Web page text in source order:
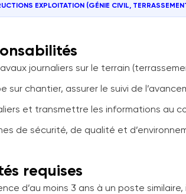
EXPLOITATION (GÉNIE CIVIL,
journaliers sur le terrain
sur chantier, assurer le suivi de
et transmettre les informations au
de sécurité, de qualité et
requises
d’au moins 3 ans à un poste